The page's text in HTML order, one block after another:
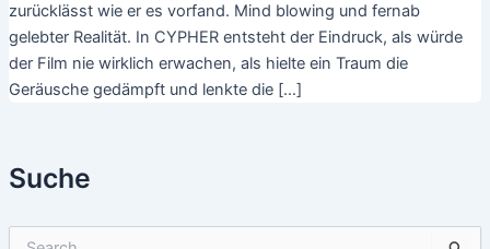
Suche
zurücklässt wie er es vorfand. Mind blowing und fernab
gelebter Realität. In CYPHER entsteht der Eindruck, als würde
der Film nie wirklich erwachen, als hielte ein Traum die
Geräusche gedämpft und lenkte die […]